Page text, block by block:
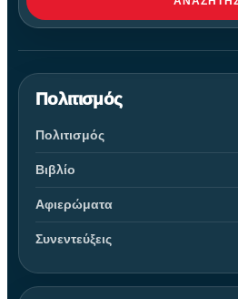
Πολιτισμός
Πολιτισμός
Βιβλίο
Αφιερώματα
Συνεντεύξεις